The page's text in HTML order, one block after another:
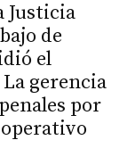
Justicia
de
el
La gerencia
por